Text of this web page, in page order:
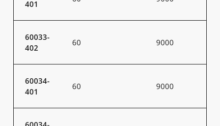
401
60033-
402
60 9000
60034-
401
60 9000